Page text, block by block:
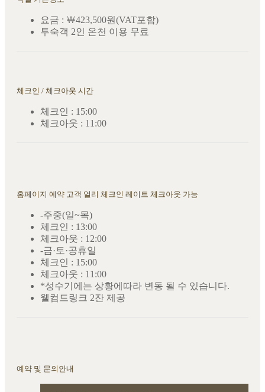
요금 : ￦423,500원(VAT포함)
투숙객 2인 온천 이용 무료
체크인 / 체크아웃 시간
체크인 : 15:00
체크아웃 : 11:00
홈페이지 예약 고객 얼리 체크인 레이트 체크아웃 가능
-주중(일~목)
체크인 : 13:00
체크아웃 : 12:00
-금·토·공휴일
체크인 : 15:00
체크아웃 : 11:00
*성수기에는 상황에따라 변동 될 수 있습니다.
웰컴드링크 2잔 제공
예약 및 문의안내